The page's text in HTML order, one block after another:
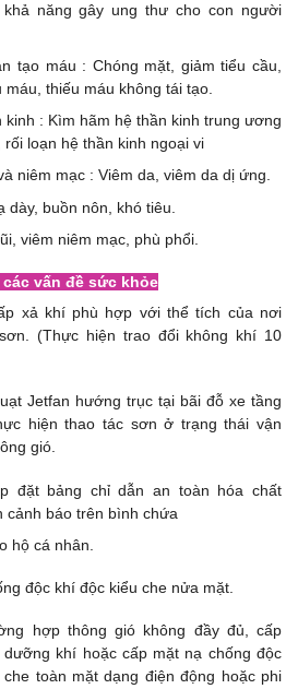
năng gây ung thư cho con người
tạo máu : Chóng mặt, giảm tiểu cầu,
thiếu máu không tái tạo.
kinh : Kìm hãm hệ thần kinh trung ương
loạn hệ thần kinh ngoại vi
niêm mạc : Viêm da, viêm da dị ứng.
dày, buồn nôn, khó tiêu.
viêm niêm mạc, phù phổi.
vấn đề sức khỏe
xả khí phù hợp với thể tích của nơi
(Thực hiện trao đổi không khí 10
Jetfan hướng trục tại bãi đỗ xe tầng
hiện thao tác sơn ở trạng thái vận
gió.
đặt bảng chỉ dẫn an toàn hóa chất
cảnh báo trên bình chứa
hộ cá nhân.
độc khí độc kiểu che nửa mặt.
hợp thông gió không đầy đủ, cấp
dưỡng khí hoặc cấp mặt nạ chống độc
toàn mặt dạng điện động hoặc phi